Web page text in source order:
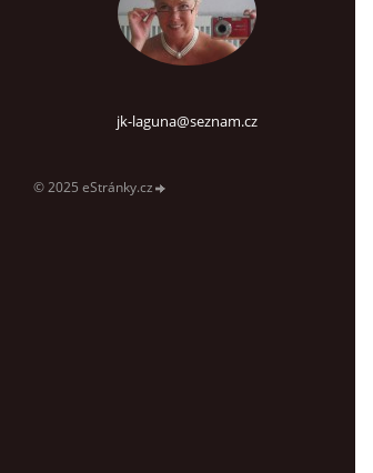
jk-laguna@seznam.cz
© 2025 eStránky.cz